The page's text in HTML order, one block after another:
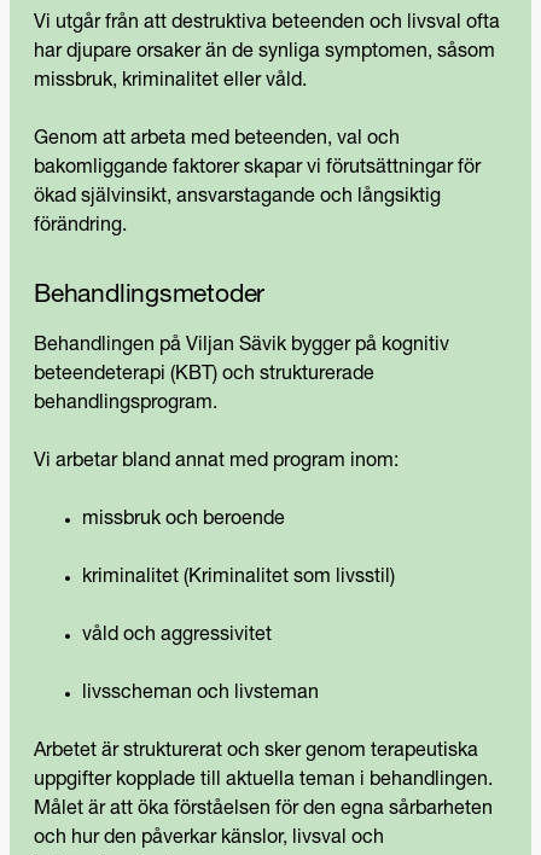
Vi utgår från att destruktiva beteenden och livsval ofta
har djupare orsaker än de synliga symptomen, såsom
missbruk, kriminalitet eller våld.
Genom att arbeta med beteenden, val och
bakomliggande faktorer skapar vi förutsättningar för
ökad självinsikt, ansvarstagande och långsiktig
förändring.
Behandlingsmetoder
Behandlingen på Viljan Sävik bygger på kognitiv
beteendeterapi (KBT) och strukturerade
behandlingsprogram.
Vi arbetar bland annat med program inom:
missbruk och beroende
kriminalitet (Kriminalitet som livsstil)
våld och aggressivitet
livsscheman och livsteman
Arbetet är strukturerat och sker genom terapeutiska
uppgifter kopplade till aktuella teman i behandlingen.
Målet är att öka förståelsen för den egna sårbarheten
och hur den påverkar känslor, livsval och